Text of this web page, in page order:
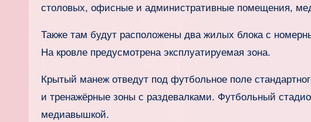
столовых, офисные и административные помещения,
Также там будут расположены два жилых блока с
На кровле предусмотрена эксплуатируемая зона.
Крытый манеж отведут под футбольное поле
и тренажёрные зоны с раздевалками. Футбольный
медиавышкой.